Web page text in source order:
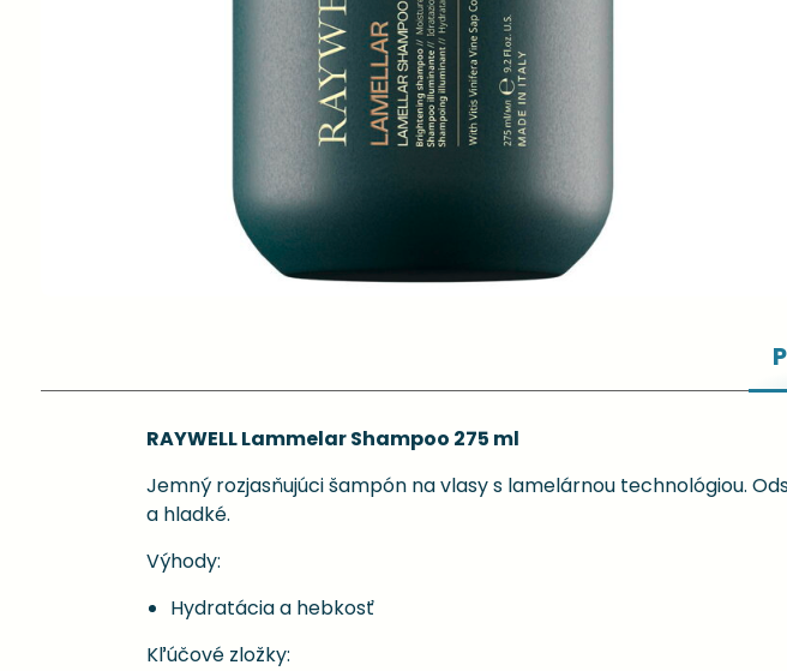
RAYWELL Lammelar Shampoo 275 ml
Jemný rozjasňujúci šampón na vlasy s lamelárnou technológiou.
a hladké.
Výhody:
Hydratácia a hebkosť
Kľúčové zložky: